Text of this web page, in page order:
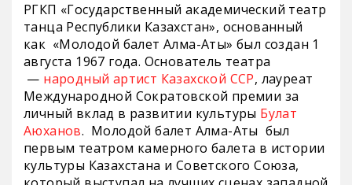
РГКП «Государственный академический театр
танца Республики Казахстан», основанный
как «Молодой балет Алма-Аты» был создан 1
августа 1967 года. Основатель театра
— народный артист Казахской ССР, лауреат
Международной Сократовской премии за
личный вклад в развитии культуры Булат
Аюханов. Молодой балет Алма-Аты был
первым театром камерного балета в истории
культуры Казахстана и Советского Союза,